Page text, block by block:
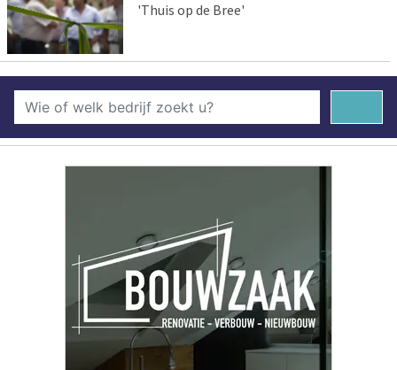
'Thuis op de Bree'